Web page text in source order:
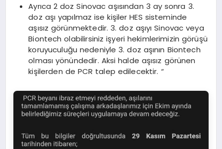
Ayrıca 2 doz Sinovac aşısından 3 ay sonra 3.
doz aşı yapılmaz ise kişiler HES sisteminde
aşısız görünmektedir. 3. doz aşıyı Sinovac veya
Biontech olabilirsiniz işyeri hekimlerimizin görüşü
koruyuculuğu nedeniyle 3. doz aşının Biontech
olması yönündedir. Aksi halde aşısız görünen
kişilerden de PCR talep edilecektir. “